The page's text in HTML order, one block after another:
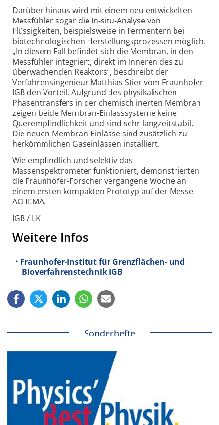
Darüber hinaus wird mit einem neu entwickelten
Messfühler sogar die In-situ-Analyse von
Flüssigkeiten, beispielsweise in Fermentern bei
biotechnologischen Herstellungsprozessen möglich.
„In diesem Fall befindet sich die Membran, in den
Messfühler integriert, direkt im Inneren des zu
überwachenden Reaktors“, beschreibt der
Verfahrensingenieur Matthias Stier vom Fraunhofer
IGB den Vorteil. Aufgrund des physikalischen
Phasentransfers in der chemisch inerten Membran
zeigen beide Membran-Einlasssysteme keine
Querempfindlichkeit und sind sehr langzeitstabil.
Die neuen Membran-Einlässe sind zusätzlich zu
herkömmlichen Gaseinlässen installiert.
Wie empfindlich und selektiv das
Massenspektrometer funktioniert, demonstrierten
die Fraunhofer-Forscher vergangene Woche an
einem ersten kompakten Prototyp auf der Messe
ACHEMA.
IGB / LK
Weitere Infos
Fraunhofer-Institut für Grenzflächen- und
Bioverfahrenstechnik IGB
Sonderhefte